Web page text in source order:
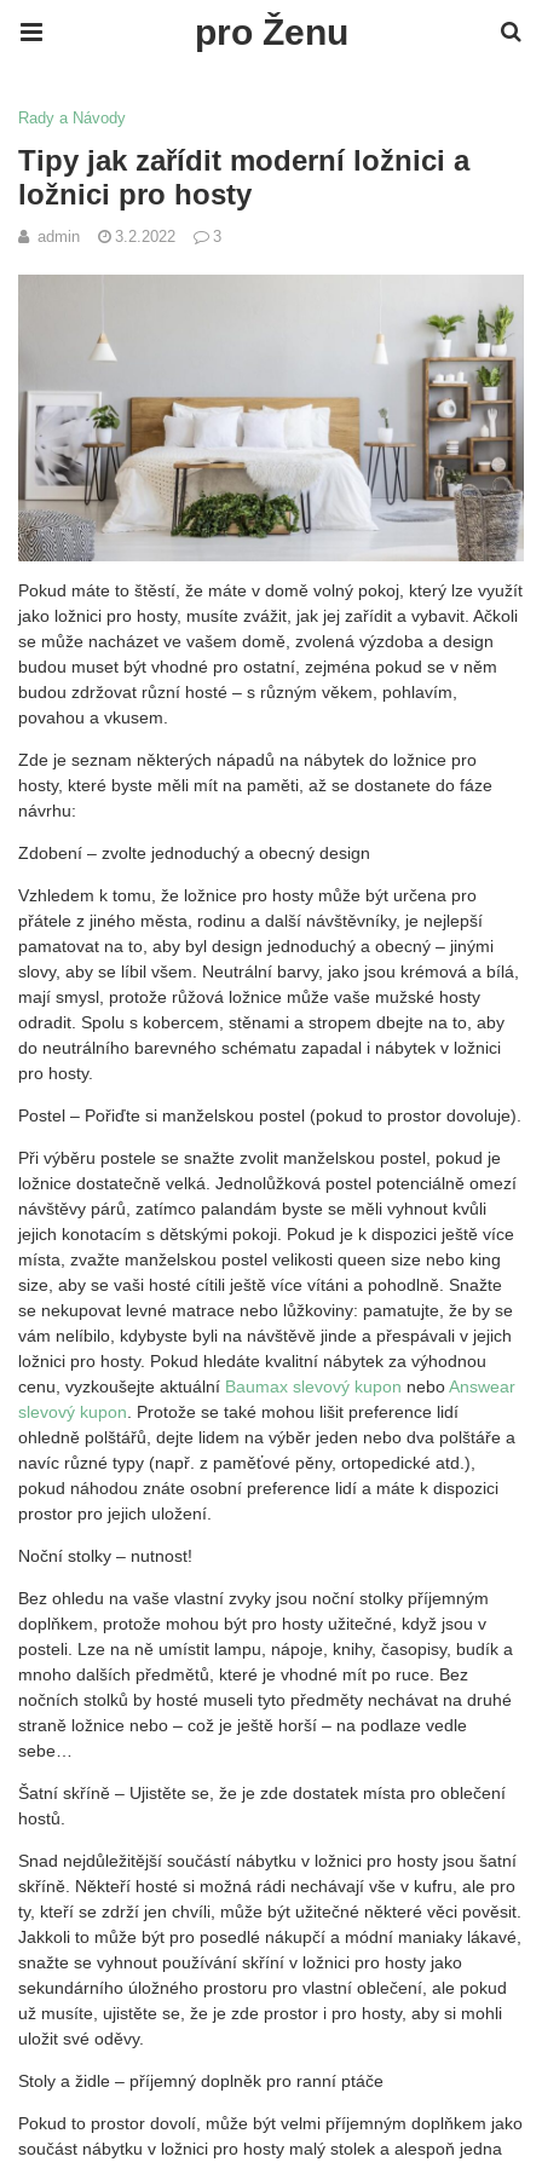
pro Ženu
Rady a Návody
Tipy jak zařídit moderní ložnici a
ložnici pro hosty
admin 3.2.2022 3
Pokud máte to štěstí, že máte v domě volný pokoj, který lze využít
jako ložnici pro hosty, musíte zvážit, jak jej zařídit a vybavit. Ačkoli
se může nacházet ve vašem domě, zvolená výzdoba a design
budou muset být vhodné pro ostatní, zejména pokud se v něm
budou zdržovat různí hosté – s různým věkem, pohlavím,
povahou a vkusem.
Zde je seznam některých nápadů na nábytek do ložnice pro
hosty, které byste měli mít na paměti, až se dostanete do fáze
návrhu:
Zdobení – zvolte jednoduchý a obecný design
Vzhledem k tomu, že ložnice pro hosty může být určena pro
přátele z jiného města, rodinu a další návštěvníky, je nejlepší
pamatovat na to, aby byl design jednoduchý a obecný – jinými
slovy, aby se líbil všem. Neutrální barvy, jako jsou krémová a bílá,
mají smysl, protože růžová ložnice může vaše mužské hosty
odradit. Spolu s kobercem, stěnami a stropem dbejte na to, aby
do neutrálního barevného schématu zapadal i nábytek v ložnici
pro hosty.
Postel – Pořiďte si manželskou postel (pokud to prostor dovoluje).
Při výběru postele se snažte zvolit manželskou postel, pokud je
ložnice dostatečně velká. Jednolůžková postel potenciálně omezí
návštěvy párů, zatímco palandám byste se měli vyhnout kvůli
jejich konotacím s dětskými pokoji. Pokud je k dispozici ještě více
místa, zvažte manželskou postel velikosti queen size nebo king
size, aby se vaši hosté cítili ještě více vítáni a pohodlně. Snažte
se nekupovat levné matrace nebo lůžkoviny: pamatujte, že by se
vám nelíbilo, kdybyste byli na návštěvě jinde a přespávali v jejich
ložnici pro hosty. Pokud hledáte kvalitní nábytek za výhodnou
cenu, vyzkoušejte aktuální Baumax slevový kupon neboAnswear
slevový kupon . Protože se také mohou lišit preference lidí
ohledně polštářů, dejte lidem na výběr jeden nebo dva polštáře a
navíc různé typy (např. z paměťové pěny, ortopedické atd.),
pokud náhodou znáte osobní preference lidí a máte k dispozici
prostor pro jejich uložení.
Noční stolky – nutnost!
Bez ohledu na vaše vlastní zvyky jsou noční stolky příjemným
doplňkem, protože mohou být pro hosty užitečné, když jsou v
posteli. Lze na ně umístit lampu, nápoje, knihy, časopisy, budík a
mnoho dalších předmětů, které je vhodné mít po ruce. Bez
nočních stolků by hosté museli tyto předměty nechávat na druhé
straně ložnice nebo – což je ještě horší – na podlaze vedle
sebe…
Šatní skříně – Ujistěte se, že je zde dostatek místa pro oblečení
hostů.
Snad nejdůležitější součástí nábytku v ložnici pro hosty jsou šatní
skříně. Někteří hosté si možná rádi nechávají vše v kufru, ale pro
ty, kteří se zdrží jen chvíli, může být užitečné některé věci pověsit.
Jakkoli to může být pro posedlé nákupčí a módní maniaky lákavé,
snažte se vyhnout používání skříní v ložnici pro hosty jako
sekundárního úložného prostoru pro vlastní oblečení, ale pokud
už musíte, ujistěte se, že je zde prostor i pro hosty, aby si mohli
uložit své oděvy.
Stoly a židle – příjemný doplněk pro ranní ptáče
Pokud to prostor dovolí, může být velmi příjemným doplňkem jako
součást nábytku v ložnici pro hosty malý stolek a alespoň jedna